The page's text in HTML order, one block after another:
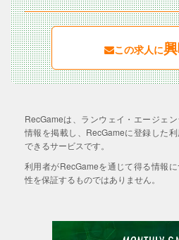
この求人に
RecGameは、ランウェイ・エージェ
情報を掲載し、RecGameに登録した
できるサービスです。
利用者がRecGameを通じて得る情報
性を保証するものではありません。